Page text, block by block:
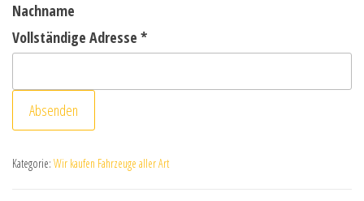
Nachname
Vollständige Adresse *
Absenden
Kategorie: Wir kaufen Fahrzeuge aller Art